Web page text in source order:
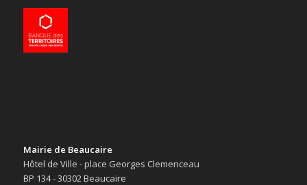
Mairie de Beaucaire
Hôtel de Ville - place Georges Clemenceau
BP 134 - 30302 Beaucaire